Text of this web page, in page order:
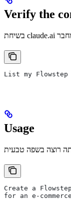
Verify the
List my
Usage
Create a
for an e-